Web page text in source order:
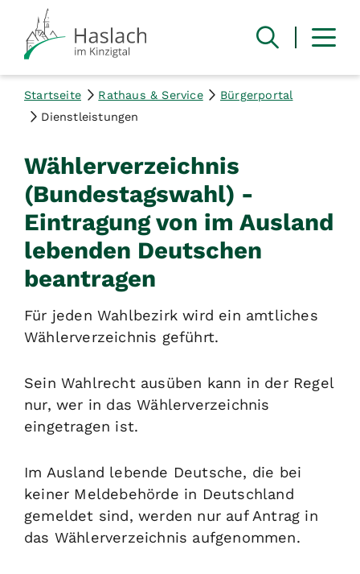
Startseite Rathaus & Service
Bürgerportal
Dienstleistungen
Wählerverzeichnis
(Bundestagswahl) -
Eintragung von im Ausland
lebenden Deutschen
beantragen
Für jeden Wahlbezirk wird ein amtliches
Wählerverzeichnis geführt.
Sein Wahlrecht ausüben kann in der Regel
nur, wer in das Wählerverzeichnis
eingetragen ist.
Im Ausland lebende Deutsche, die bei
keiner Meldebehörde in Deutschland
gemeldet sind, werden nur auf Antrag in
das Wählerverzeichnis aufgenommen.